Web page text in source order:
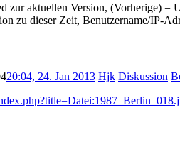
zur aktuellen Version, (Vorherige) =
zu dieser Zeit, Benutzername/IP-
20:04, 24. Jan 2013 Hjk Diskussion